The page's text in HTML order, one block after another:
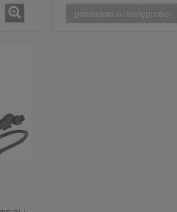
powiadom o dostępności